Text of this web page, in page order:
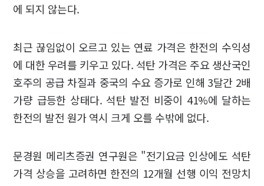
에 되지 않는다.
최근 끊임없이 오르고 있는 연료 가격은 한전의 수익성
에 대한 우려를 키우고 있다. 석탄 가격은 주요 생산국인
호주의 공급 차질과 중국의 수요 증가로 인해 3달간 2배
가량 급등한 상태다. 석탄 발전 비중이 41%에 달하는
한전의 발전 원가 역시 크게 오를 수밖에 없다.
문경원 메리츠증권 연구원은 "전기요금 인상에도 석탄
가격 상승을 고려하면 한전의 12개월 선행 이익 전망치